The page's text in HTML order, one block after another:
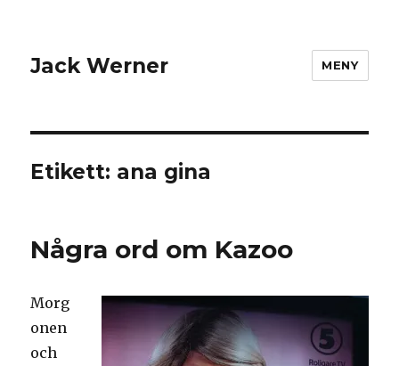
Jack Werner MENY
Etikett: ana gina
Några ord om Kazoo
Morg
onen
och